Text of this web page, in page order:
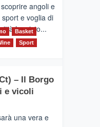
angoli e
e voglia di
ha visto...
Basket
Sport
– Il Borgo
e vicoli
una vera e